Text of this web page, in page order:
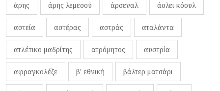
άρης άρης λεμεσού άρσεναλ άσλει κόουλ
αστεία αστέρας αστράς αταλάντα
ατλέτικο μαδρίτης ατρόμητος αυστρία
αφραγκολέζε β' εθνική βάλτερ ματσάρι